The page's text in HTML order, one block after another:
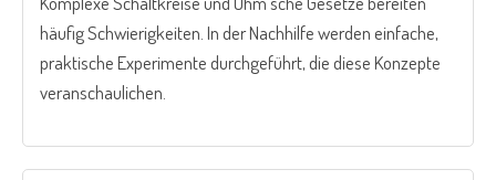
häufig Schwierigkeiten. In der Nachhilfe werden einfache,
praktische Experimente durchgeführt, die diese Konzepte
veranschaulichen.